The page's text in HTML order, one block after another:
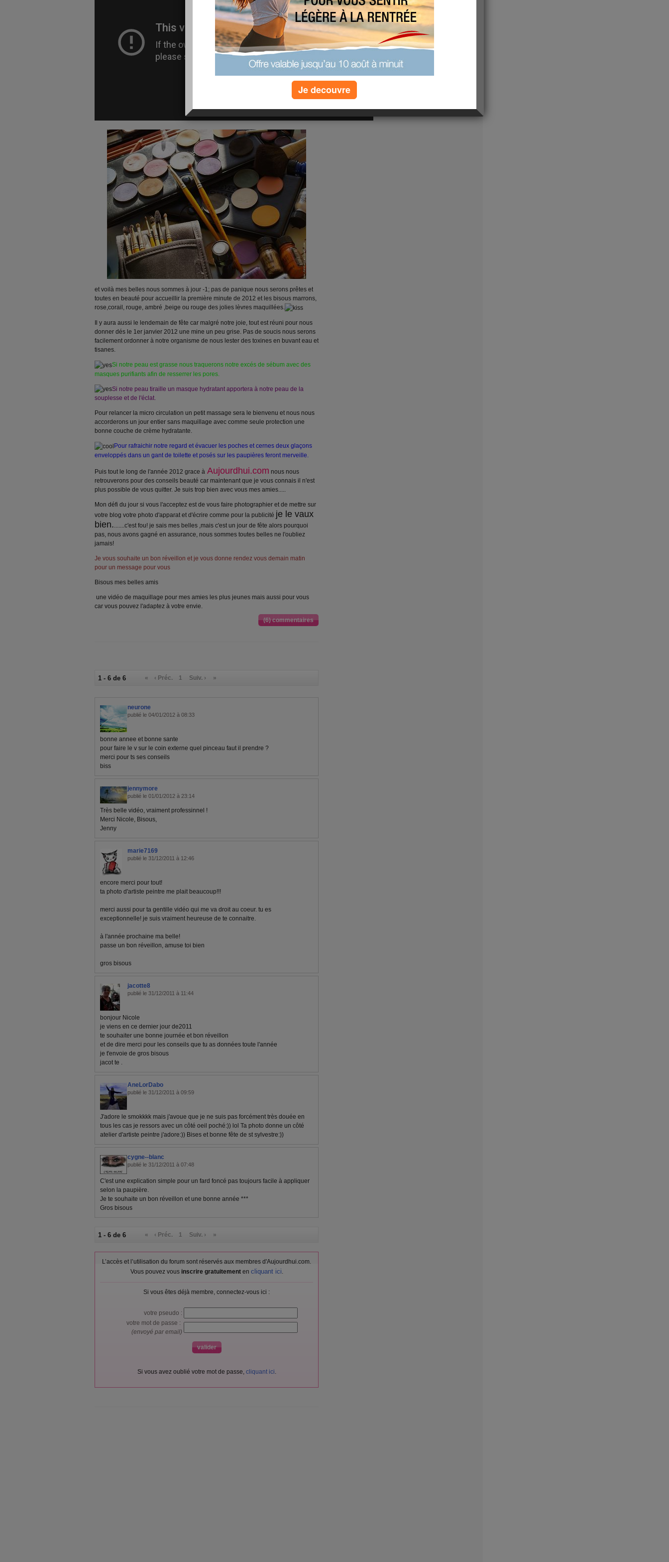
et voilà mes belles nous sommes à jour -1; pas de panique nous serons prêtes et
toutes en beauté pour accueillir la première minute de 2012 et les bisous marrons,
rose,corail, rouge, ambré ,beige ou rouge des jolies lèvres maquillées.
Il y aura aussi le lendemain de fête car malgré notre joie, tout est réuni pour nous
donner dés le 1er janvier 2012 une mine un peu grise. Pas de soucis nous serons
facilement ordonner à notre organisme de nous lester des toxines en buvant eau et
tisanes.
Si notre peau est grasse nous traquerons notre excés de sébum avec des
masques purifiants afin de resserrer les pores.
Si notre peau tiraille un masque hydratant apportera à notre peau de la
souplesse et de l'éclat.
Pour relancer la micro circulation un petit massage sera le bienvenu et nous nous
accorderons un jour entier sans maquillage avec comme seule protection une
bonne couche de crème hydratante.
Pour rafraichir notre regard et évacuer les poches et cernes deux glaçons
enveloppés dans un gant de toilette et posés sur les paupières feront merveille.
Puis tout le long de l'année 2012 grace à Aujourdhui.com nous nous
retrouverons pour des conseils beauté car maintenant que je vous connais il n'est
plus possible de vous quitter. Je suis trop bien avec vous mes amies.....
Mon défi du jour si vous l'acceptez est de vous faire photographier et de mettre sur
votre blog votre photo d'apparat et d'écrire comme pour la publicité je le vaux
bien........c'est fou! je sais mes belles ,mais c'est un jour de fête alors pourquoi
pas, nous avons gagné en assurance, nous sommes toutes belles ne l'oubliez
jamais!
Je vous souhaite un bon réveillon et je vous donne rendez vous demain matin
pour un message pour vous
Bisous mes belles amis
une vidéo de maquillage pour mes amies les plus jeunes mais aussi pour vous
car vous pouvez l'adaptez à votre envie.
(6) commentaires
1 - 6 de 6 « ‹ Préc. 1 Suiv. › »
neurone
publié le 04/01/2012 à 08:33
bonne annee et bonne sante
pour faire le v sur le coin externe quel pinceau faut il prendre ?
merci pour ts ses conseils
biss
jennymore
publié le 01/01/2012 à 23:14
Très belle vidéo, vraiment professinnel !
Merci Nicole, Bisous,
Jenny
marie7169
publié le 31/12/2011 à 12:46
encore merci pour tout!
ta photo d'artiste peintre me plait beaucoup!!!
merci aussi pour ta gentille vidéo qui me va droit au coeur. tu es
exceptionnelle! je suis vraiment heureuse de te connaitre.
à l'année prochaine ma belle!
passe un bon réveillon, amuse toi bien
gros bisous
jacotte8
publié le 31/12/2011 à 11:44
bonjour Nicole
je viens en ce dernier jour de2011
te souhaiter une bonne journée et bon réveillon
et de dire merci pour les conseils que tu as données toute l'année
je t'envoie de gros bisous
jacot te .
AneLorDabo
publié le 31/12/2011 à 09:59
J'adore le smokkkk mais j'avoue que je ne suis pas forcément très douée en
tous les cas je ressors avec un côté oeil poché:)) lol Ta photo donne un côté
atelier d'artiste peintre j'adore:)) Bises et bonne fête de st sylvestre:))
cygne--blanc
publié le 31/12/2011 à 07:48
C'est une explication simple pour un fard foncé pas toujours facile à appliquer
selon la paupière.
Je te souhaite un bon réveillon et une bonne année ***
Gros bisous
1 - 6 de 6 « ‹ Préc. 1 Suiv. › »
L’accès et l’utilisation du forum sont réservés aux membres d'Aujourdhui.com.
Vous pouvez vous inscrire gratuitementen cliquant ici.
Si vous êtes déjà membre, connectez-vous ici :
votre pseudo :
votre mot de passe :
(envoyé par email)
Si vous avez oublié votre mot de passe, cliquant ici.
Je decouvre